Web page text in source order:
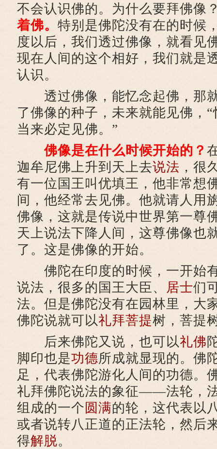
不会认识佛的。为什么要拜佛像
着佛。 特别是佛陀没有在的时候
度以后，我们透过佛像，就看见
现在人间的这个相好，我们就是
认识。
透过佛像，能忆念起佛，那
了佛像的种子，未来就能见佛，“
当来必定见佛。”
佛像是在什么时候开始的？
迦牟尼佛上升到天上去说法 ，很
有一位国王叫优填王，他非常想
间，他经常去见佛。他就请人用
佛像，这就是传说中世界第一尊
天上说法下降人间，这尊佛像也
了。这是佛像的开始。
佛陀在印度的时候，一开始
说法，很多的国王大臣、 居士们
法。但是佛陀没有在园林里，大
佛陀说就可以礼拜菩提树，菩提
后来佛陀又说，也可以礼佛
脚印也是功德所成就显现的。佛
足，代表佛陀游化人间的功德。
礼拜佛陀说法的象征——法轮，
组成的一个 圆满的轮，这代表以
或者说转八正道的正法轮，然后
得解脱。